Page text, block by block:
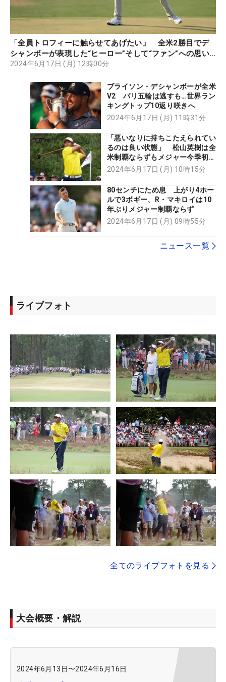
「全員トロフィーに触らせてあげたい」 全米2勝目でデ
シャンボーが表現した“ヒーロー”そして“ファン”への思い
【舩越園子コラム】
2024年6月17日 (月) 12時00分
ブライソン・デシャンボーが全米
V2 パリ五輪は逃すも…世界ラン
キングトップ10返り咲きへ
2024年6月17日 (月) 11時31分
「悪いなりに持ちこたえられてい
るのは良い状態」 松山英樹は全
米制覇ならずもメジャー今季初ト
ップ10
2024年6月17日 (月) 10時15分
80センチにため息 上がり4ホー
ルで3ボギー、R・マキロイは10
年ぶりメジャー制覇ならず
2024年6月17日 (月) 09時55分
ニュース一覧
ライブフォト
全てのライブフォトを見る
大会概要・解説
2024年6月13日〜2024年6月16日